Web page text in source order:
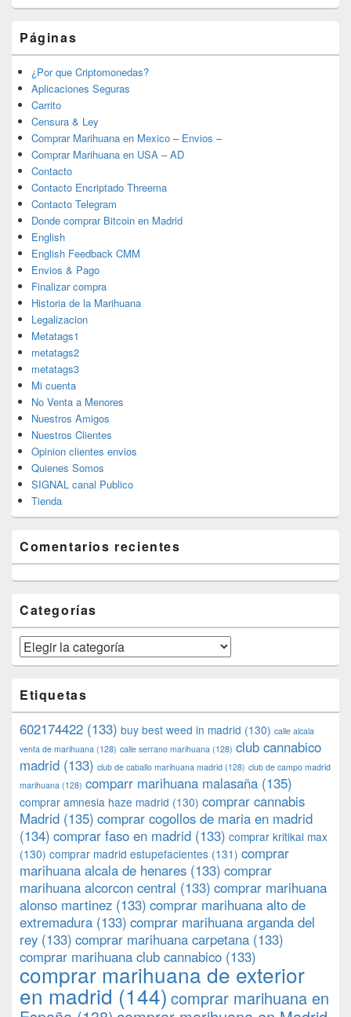
Páginas
¿Por que Criptomonedas?
Aplicaciones Seguras
Carrito
Censura & Ley
Comprar Marihuana en Mexico – Envios –
Comprar Marihuana en USA – AD
Contacto
Contacto Encriptado Threema
Contacto Telegram
Donde comprar Bitcoin en Madrid
English
English Feedback CMM
Envios & Pago
Finalizar compra
Historia de la Marihuana
Legalizacion
Metatags1
metatags2
metatags3
Mi cuenta
No Venta a Menores
Nuestros Amigos
Nuestros Clientes
Opinion clientes envios
Quienes Somos
SIGNAL canal Publico
Tienda
Comentarios recientes
Categorías
Categorías
Etiquetas
602174422 (133) buy best weed in madrid (130) calle alcala
venta de marihuana (128) calle serrano marihuana (128) club cannabico
madrid (133) club de caballo marihuana madrid (128) club de campo madrid
marihuana (128) comparr marihuana malasaña (135)
comprar amnesia haze madrid (130) comprar cannabis
Madrid (135) comprar cogollos de maria en madrid
(134) comprar faso en madrid (133) comprar kritikal max
(130) comprar madrid estupefacientes (131) comprar
marihuana alcala de henares (133) comprar
marihuana alcorcon central (133) comprar marihuana
alonso martinez (133) comprar marihuana alto de
extremadura (133) comprar marihuana arganda del
rey (133) comprar marihuana carpetana (133)
comprar marihuana club cannabico (133)
comprar marihuana de exterior
en madrid (144) comprar marihuana en